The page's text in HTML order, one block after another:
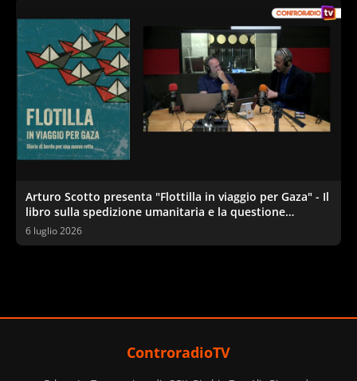
Arturo Scotto presenta "Flottilla in viaggio per Gaza" - Il
libro sulla spedizione umanitaria e la questione
palestinese
6 luglio 2026
ControradioTV